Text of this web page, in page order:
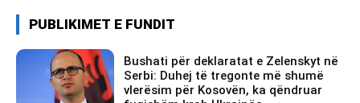
PUBLIKIMET E FUNDIT
Bushati për deklaratat e Zelenskyt në
Serbi: Duhej të tregonte më shumë
vlerësim për Kosovën, ka qëndruar